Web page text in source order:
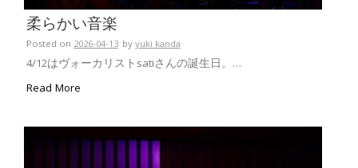
柔らかい音楽
Posted on 2026-04-13 byyuki kanda
4/12はヴォーカリストsatiさんの誕生日。…
Read More